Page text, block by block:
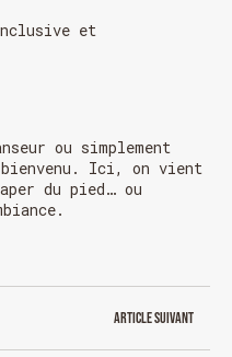
et
ou simplement
Ici, on vient
du pied… ou
Article suivant
décembre
de 11h à 22h
de 09h à 22h